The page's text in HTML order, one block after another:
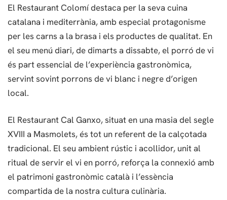
El Restaurant Colomí destaca per la seva cuina
catalana i mediterrània, amb especial protagonisme
per les carns a la brasa i els productes de qualitat. En
el seu menú diari, de dimarts a dissabte, el porró de vi
és part essencial de l’experiència gastronòmica,
servint sovint porrons de vi blanc i negre d’origen
local.
El Restaurant Cal Ganxo, situat en una masia del segle
XVIII a Masmolets, és tot un referent de la calçotada
tradicional. El seu ambient rústic i acollidor, unit al
ritual de servir el vi en porró, reforça la connexió amb
el patrimoni gastronòmic català i l’essència
compartida de la nostra cultura culinària.